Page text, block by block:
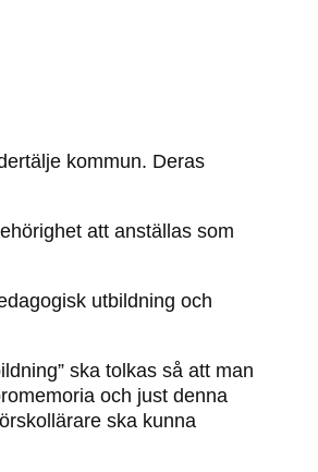
kommun. Deras
att anställas som
utbildning och
ska tolkas så att man
och just denna
ska kunna